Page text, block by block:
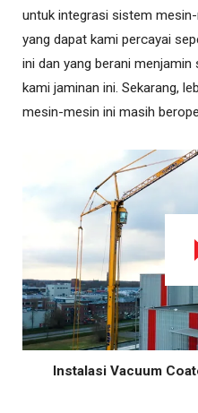
untuk integrasi sistem
yang dapat kami percayai
ini dan yang berani
kami jaminan ini. Sekarang,
mesin-mesin ini masih
Instalasi Vacuum